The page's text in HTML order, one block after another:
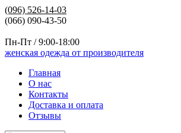
(096) 526-14-03
(066) 090-43-50
Пн-Пт / 9:00-18:00
женская одежда от производителя
Главная
О нас
Контакты
Доставка и оплата
Отзывы